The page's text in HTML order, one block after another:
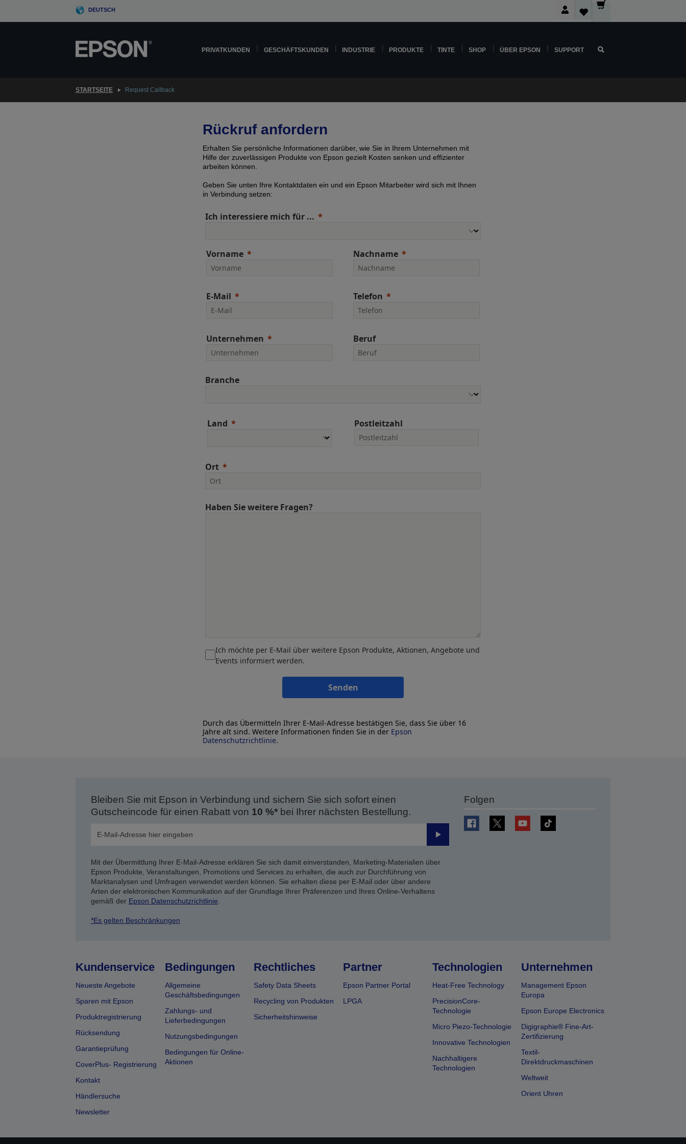
DEUTSCH
PRIVATKUNDEN GESCHÄFTSKUNDEN INDUSTRIE PRODUKTE TINTE SHOP ÜBER EPSON SUPPORT
STARTSEITE Request Callback
Rückruf anfordern
Erhalten Sie persönliche Informationen darüber, wie Sie in Ihrem Unternehmen mit
Hilfe der zuverlässigen Produkte von Epson gezielt Kosten senken und effizienter
arbeiten können.
Geben Sie unten Ihre Kontaktdaten ein und ein Epson Mitarbeiter wird sich mit Ihnen
in Verbindung setzen:
Ich interessiere mich für ...
Vorname Nachname
E-Mail Telefon
Unternehmen Beruf
Branche
Land Postleitzahl
Ort
Haben Sie weitere Fragen?
Ich möchte per E-Mail über weitere Epson Produkte, Aktionen, Angebote und
Events informiert werden.
Senden
Durch das Übermitteln Ihrer E-Mail-Adresse bestätigen Sie, dass Sie über 16
Jahre alt sind. Weitere Informationen finden Sie in der Epson
Datenschutzrichtlinie.
Bleiben Sie mit Epson in Verbindung und sichern Sie sich sofort einen
Gutscheincode für einen Rabatt von 10 %*bei Ihrer nächsten Bestellung.
Senden
Mit der Übermittlung Ihrer E-Mail-Adresse erklären Sie sich damit einverstanden, Marketing-Materialien über
Epson Produkte, Veranstaltungen, Promotions und Services zu erhalten, die auch zur Durchführung von
Marktanalysen und Umfragen verwendet werden können. Sie erhalten diese per E-Mail oder über andere
Arten der elektronischen Kommunikation auf der Grundlage Ihrer Präferenzen und Ihres Online-Verhaltens
gemäß der Epson Datenschutzrichtlinie
*Es gelten Beschränkungen
Folgen
Kundenservice
Neueste Angebote
Sparen mit Epson
Produktregistrierung
Rücksendung
Garantieprüfung
CoverPlus- Registrierung
Kontakt
Händlersuche
Newsletter
Bedingungen
Allgemeine
Geschäftsbedingungen
Zahlungs- und
Lieferbedingungen
Nutzungsbedingungen
Bedingungen für Online-
Aktionen
Rechtliches
Safety Data Sheets
Recycling von Produkten
Sicherheitshinweise
Partner
Epson Partner Portal
LPGA
Technologien
Heat-Free Technology
PrecisionCore-
Technologie
Micro Piezo-Technologie
Innovative Technologien
Nachhaltigere
Technologien
Unternehmen
Management Epson
Europa
Epson Europe Electronics
Digigraphie® Fine-Art-
Zertifizierung
Textil-
Direktdruckmaschinen
Weltweit
Orient Uhren